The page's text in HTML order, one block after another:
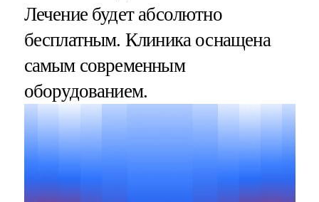
Лечение будет абсолютно
бесплатным. Клиника оснащена
самым современным
оборудованием.